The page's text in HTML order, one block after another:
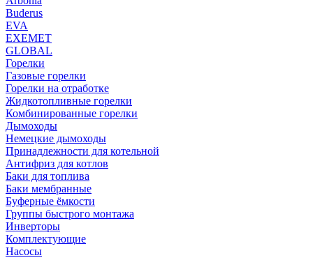
Buderus
EVA
EXEMET
GLOBAL
Горелки
Газовые горелки
Горелки на отработке
Жидкотопливные горелки
Комбинированные горелки
Дымоходы
Немецкие дымоходы
Принадлежности для котельной
Антифриз для котлов
Баки для топлива
Баки мембранные
Буферные ёмкости
Группы быстрого монтажа
Инверторы
Комплектующие
Насосы